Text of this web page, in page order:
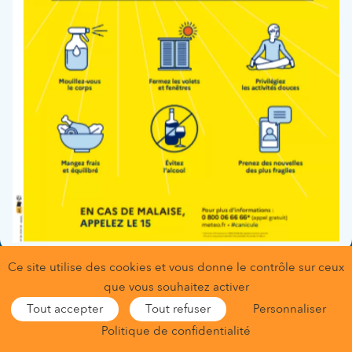
Fonction :Biologiste responsable du GCS Biopariv', Chef de
service du Laboratoire
Service(s) :Laboratoire
Gestion des données personnelles
Conditions générales d’utilisationMentions légales
Gestion des cookies Nous contacterNous trouver
Ce site utilise des cookies et vous donne le contrôle sur ceux
que vous souhaitez activer
Tout accepter
Tout refuser
Personnaliser
Politique de confidentialité